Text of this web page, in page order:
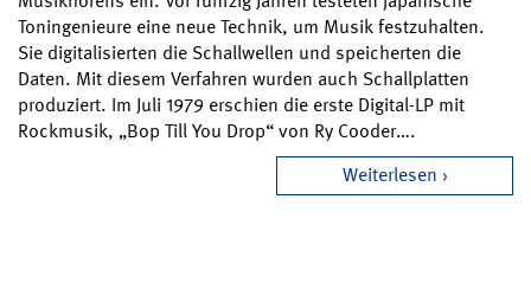
Toningenieure eine neue Technik, um Musik festzuhalten.
Sie digitalisierten die Schallwellen und speicherten die
Daten. Mit diesem Verfahren wurden auch Schallplatten
produziert. Im Juli 1979 erschien die erste Digital-LP mit
Rockmusik, „Bop Till You Drop“ von Ry Cooder….
Weiterlesen